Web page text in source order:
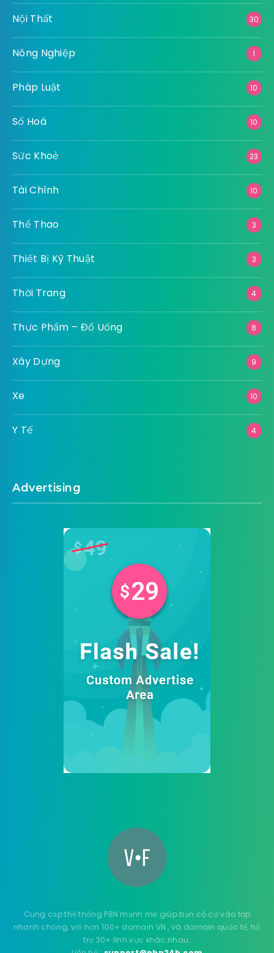
Nội Thất 30
Nông Nghiệp 1
Pháp Luật 10
Số Hoá 10
Sức Khoẻ 23
Tài Chính 10
Thể Thao 3
Thiết Bị Kỹ Thuật 3
Thời Trang 4
Thực Phẩm – Đồ Uống 8
Xây Dựng 9
Xe 10
Y Tế 4
Advertising
Cung cấp thệ thống PBN mạnh mẽ giúp bạn có cơ vào top
nhanh chống, với hơn 100+ domain VN , và domain quốc tế, hỗ
trợ 30+ lĩnh vực khác nhau.